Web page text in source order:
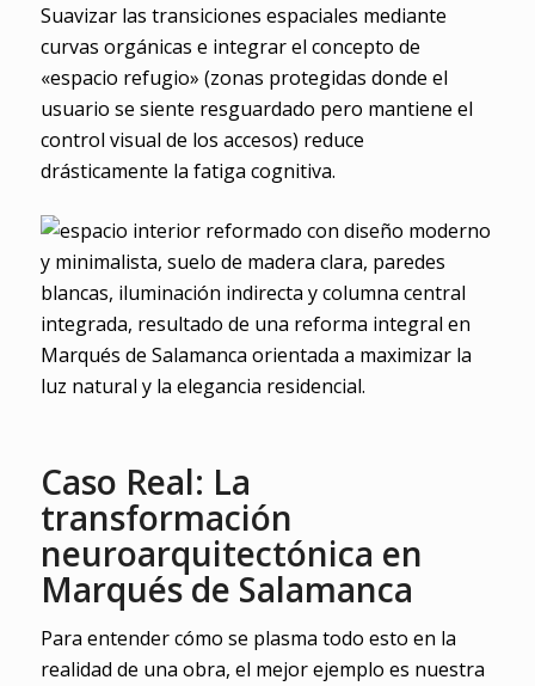
Suavizar las transiciones espaciales mediante
curvas orgánicas e integrar el concepto de
«espacio refugio» (zonas protegidas donde el
usuario se siente resguardado pero mantiene el
control visual de los accesos) reduce
drásticamente la fatiga cognitiva.
Caso Real: La
transformación
neuroarquitectónica en
Marqués de Salamanca
Para entender cómo se plasma todo esto en la
realidad de una obra, el mejor ejemplo es nuestra